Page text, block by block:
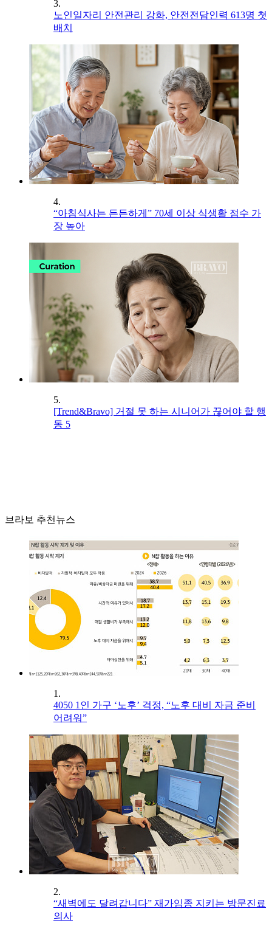
3.
노인일자리 안전관리 강화, 안전전담인력 613명 첫
배치
4.
“아침식사는 든든하게” 70세 이상 식생활 점수 가
장 높아
5.
[Trend&Bravo] 거절 못 하는 시니어가 끊어야 할 행
동 5
브라보 추천뉴스
1.
4050 1인 가구 ‘노후’ 걱정, “노후 대비 자금 준비
어려워”
2.
“새벽에도 달려갑니다” 재가임종 지키는 방문진료
의사